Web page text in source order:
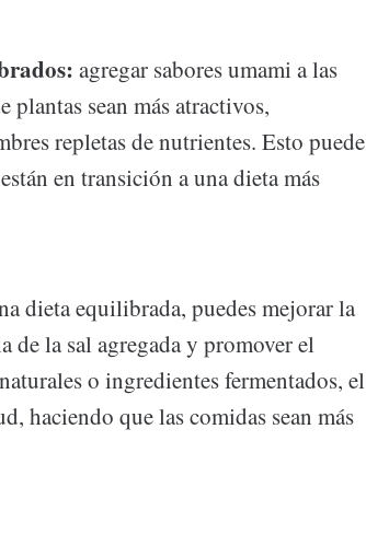
agregar sabores umami a las
plantas sean más atractivos,
repletas de nutrientes. Esto puede
en transición a una dieta más
dieta equilibrada, puedes mejorar la
de la sal agregada y promover el
o ingredientes fermentados, el
haciendo que las comidas sean más